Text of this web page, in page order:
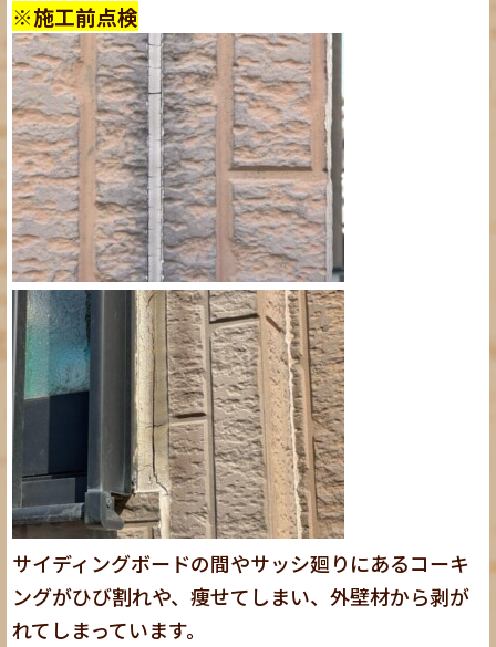
※施工前点検
サイディングボードの間やサッシ廻りにあるコーキ
ングがひび割れや、痩せてしまい、外壁材から剥が
れてしまっています。